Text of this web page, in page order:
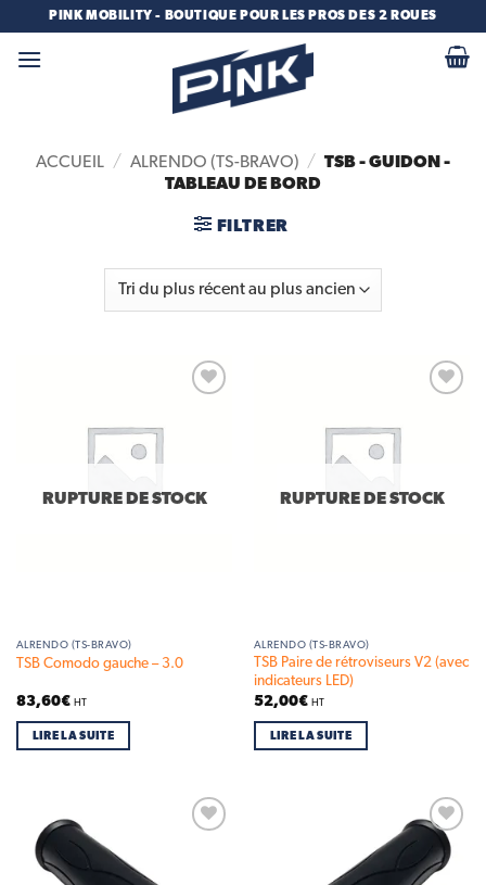
contenu
PINK MOBILITY - BOUTIQUE POUR LES PROS DES 2 ROUES
ACCUEIL / ALRENDO (TS-BRAVO) /
TSB - GUIDON -
TABLEAU DE BORD
FILTRER
RUPTURE DE STOCK
ALRENDO (TS-BRAVO)
TSB Comodo gauche – 3.0
83,60€ HT
LIRE LA SUITE
RUPTURE DE STOCK
ALRENDO (TS-BRAVO)
TSB Paire de rétroviseurs V2 (avec
indicateurs LED)
52,00€ HT
LIRE LA SUITE
Add to
wishlist